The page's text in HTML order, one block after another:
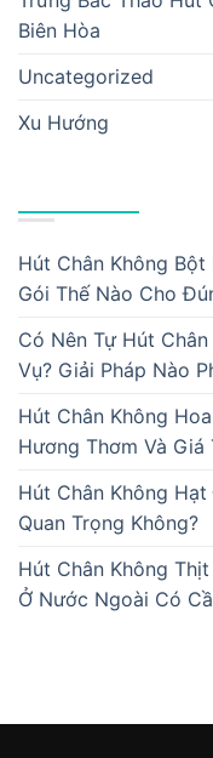
Biên Hòa
Uncategorized
Xu Hướng
Hút Chân Không
Gói Thế Nào Cho
Có Nên Tự Hút
Vụ? Giải Pháp Nào
Hút Chân Không
Hương Thơm Và Giá
Hút Chân Không
Quan Trọng Không?
Hút Chân Không
Ở Nước Ngoài Có